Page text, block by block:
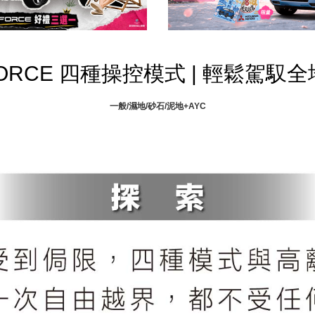
四種操控模式 | 輕鬆駕馭全
一般/濕地/砂石/泥地+AYC